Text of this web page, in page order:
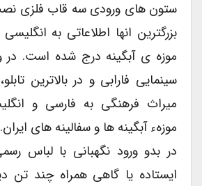
ستون های ورودی سه قاب فلزی
بزرگترین انها اطلاعاتی به
موزه ی آبگینه درج شده است. در
سینمایی فارابی و در بالاترین
میراث فرهنگی به فارسی و
موزهء آبگینه ها و سفالینه های ایران.
در بدو ورود نگهبانی با لباس
ایستاده یا گاهی همراه چند تن